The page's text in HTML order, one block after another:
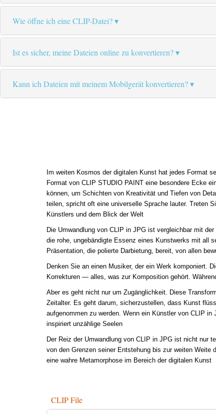
Wie öffne ich eine CLIP-Datei?
Ist es sicher, meine Dateien online zu konvertieren?
Kann ich Dateien mit meinem Mobilgerät konvertieren?
Im weiten Kosmos der digitalen Kunst hat jedes Format
Format von CLIP STUDIO PAINT eine besondere Ecke
können, um Schichten von Kreativität und Tiefen von
teilen, spricht oft eine universelle Sprache lauter. Treten
Künstlers und dem Blick der Welt
Die Umwandlung von CLIP in JPG ist vergleichbar mit
die rohe, ungebändigte Essenz eines Kunstwerks mit all
Präsentation, die polierte Darbietung, bereit, von allen
Denken Sie an einen Musiker, der ein Werk komponiert.
Korrekturen — alles, was zur Komposition gehört.
Aber es geht nicht nur um Zugänglichkeit. Diese
Zeitalter. Es geht darum, sicherzustellen, dass Kunst
aufgenommen zu werden. Wenn ein Künstler von CLIP
inspiriert unzählige Seelen
Der Reiz der Umwandlung von CLIP in JPG ist nicht nur
von den Grenzen seiner Entstehung bis zur weiten Weite
eine wahre Metamorphose im Bereich der digitalen Kunst
CLIP File